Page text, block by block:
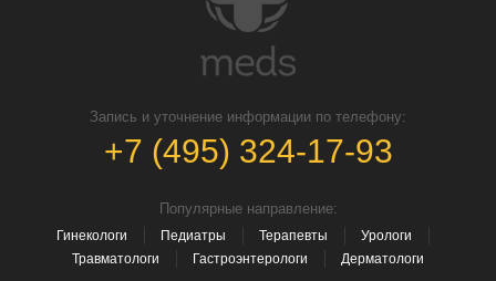
Запись и уточнение информации по телефону:
+7 (495) 324-17-93
Популярные направление:
Гинекологи Педиатры Терапевты
Урологи
Травматологи
Гастроэнтерологи Дерматологи